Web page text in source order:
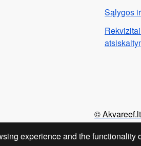
Sąlygos
©
experience and the functionality